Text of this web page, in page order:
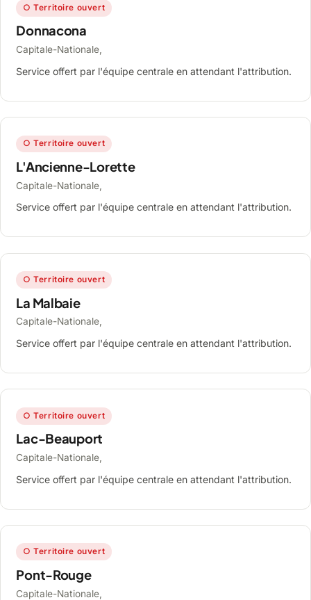
○ Territoire ouvert
Donnacona
Capitale-Nationale,
Service offert par l'équipe centrale en attendant l'attribution.
○ Territoire ouvert
L'Ancienne-Lorette
Capitale-Nationale,
Service offert par l'équipe centrale en attendant l'attribution.
○ Territoire ouvert
La Malbaie
Capitale-Nationale,
Service offert par l'équipe centrale en attendant l'attribution.
○ Territoire ouvert
Lac-Beauport
Capitale-Nationale,
Service offert par l'équipe centrale en attendant l'attribution.
○ Territoire ouvert
Pont-Rouge
Capitale-Nationale,